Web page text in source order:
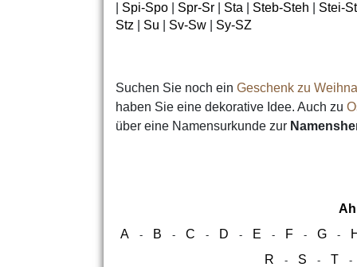
Spi-Spo Spr-Sr Sta Steb-Steh
Stei-
Stz
Su Sv-Sw Sy-SZ
Suchen Sie noch ein Geschenk zu
haben Sie eine dekorative Idee. Auch zu
über eine Namensurkunde zur
A
- B - C - D - E - F - G -
R
- S - T